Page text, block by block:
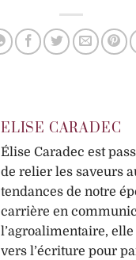
ELISE CARADEC
Élise Caradec est
de relier les saveurs
tendances de notre
carrière en
l’agroalimentaire, elle
vers l’écriture pour